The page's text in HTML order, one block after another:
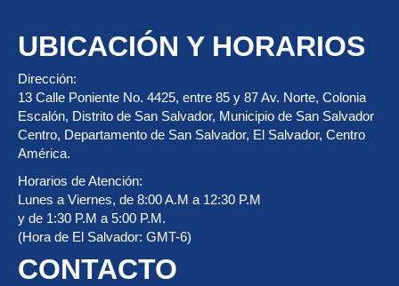
UBICACIÓN Y HORARIOS
Dirección:
13 Calle Poniente No. 4425, entre 85 y 87 Av. Norte, Colonia
Escalón, Distrito de San Salvador, Municipio de San Salvador
Centro, Departamento de San Salvador, El Salvador, Centro
América.
Horarios de Atención:
Lunes a Viernes, de 8:00 A.M a 12:30 P.M
y de 1:30 P.M a 5:00 P.M.
(Hora de El Salvador: GMT-6)
CONTACTO